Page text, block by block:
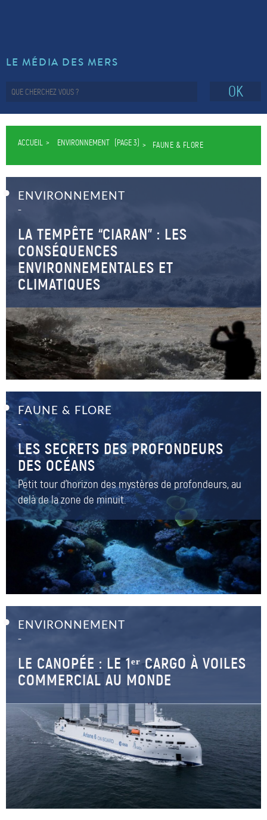
LE MÉDIA DES MERS
OK
ACCUEIL ENVIRONNEMENT (PAGE 3) FAUNE & FLORE
ENVIRONNEMENT
–
LA TEMPÊTE “CIARAN” : LES
CONSÉQUENCES
ENVIRONNEMENTALES ET
CLIMATIQUES
FAUNE & FLORE
–
LES SECRETS DES PROFONDEURS
DES OCÉANS
Petit tour d'horizon des mystères de profondeurs, au
delà de la zone de minuit.
ENVIRONNEMENT
–
LE CANOPÉE : LE 1ᵉʳ CARGO À VOILES
COMMERCIAL AU MONDE